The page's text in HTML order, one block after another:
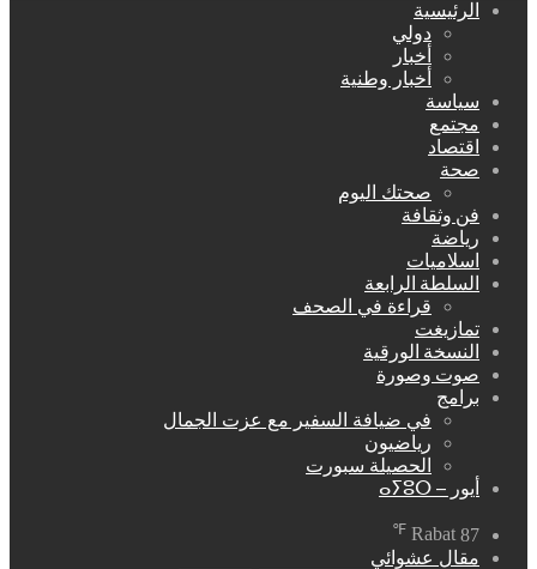
الرئيسية
دولي
أخبار
أخبار وطنية
سياسة
مجتمع
اقتصاد
صحة
صحتك اليوم
فن وثقافة
رياضة
اسلاميات
السلطة الرابعة
قراءة في الصحف
تمازيغت
النسخة الورقية
صوت وصورة
برامج
في ضيافة السفير مع عزت الجمال
رياضيون
الحصيلة سبورت
أيور – ⴰⵢⵓⵔ
Rabat 87
℉
مقال عشوائي